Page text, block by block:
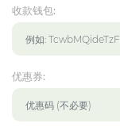
收款钱包:
优惠券: